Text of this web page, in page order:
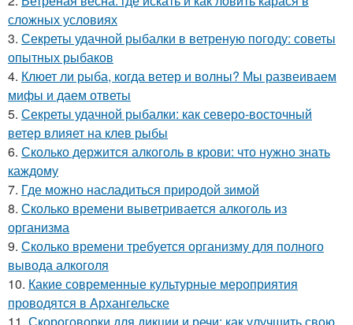
сложных условиях
3. Секреты удачной рыбалки в ветреную погоду: советы
опытных рыбаков
4. Клюет ли рыба, когда ветер и волны? Мы развеиваем
мифы и даем ответы
5. Секреты удачной рыбалки: как северо-восточный
ветер влияет на клев рыбы
6. Сколько держится алкоголь в крови: что нужно знать
каждому
7. Где можно насладиться природой зимой
8. Сколько времени выветривается алкоголь из
организма
9. Сколько времени требуется организму для полного
вывода алкоголя
10. Какие современные культурные мероприятия
проводятся в Архангельске